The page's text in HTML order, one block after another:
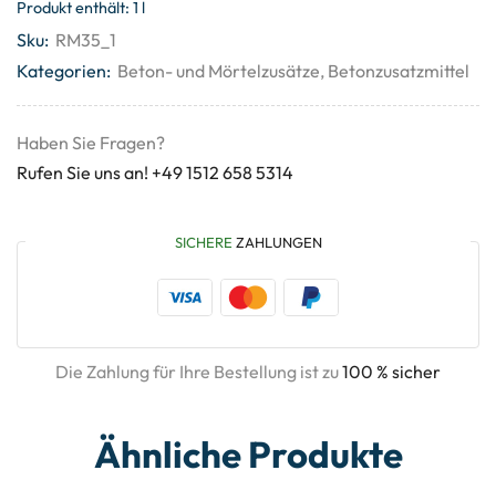
Produkt enthält: 1 l
Sku: RM35_1
Kategorien: Beton- und Mörtelzusätze, Betonzusatzmittel
Haben Sie Fragen?
Rufen Sie uns an! +49 1512 658 5314
SICHERE ZAHLUNGEN
Die Zahlung für Ihre Bestellung ist zu100 % sicher
Ähnliche Produkte